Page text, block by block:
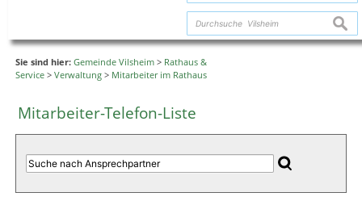
Sie sind hier: Gemeinde Vilsheim > Rathaus &
Service > Verwaltung > Mitarbeiter im Rathaus
Mitarbeiter-Telefon-Liste